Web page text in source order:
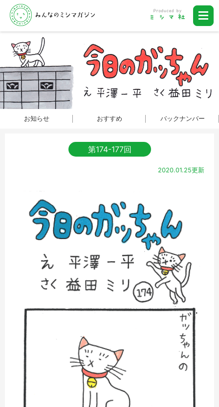
お知らせ おすすめ バックナンバー
第174-177回
2020.01.25更新